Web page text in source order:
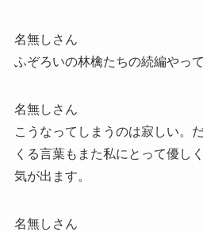
名無しさん
ふぞろいの林檎たちの続編やっ
名無しさん
こうなってしまうのは寂しい。
くる言葉もまた私にとって優し
気が出ます。
名無しさん